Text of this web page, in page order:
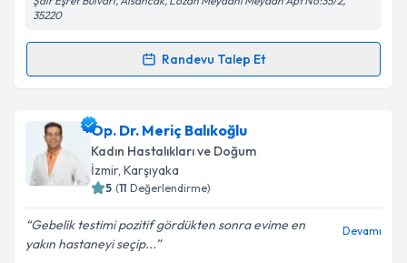
35220
Randevu Talep Et
Randevu Takvimi Talebi
Op. Dr. Hasan Yıldıziçin randevu takvimi talebi
oluşturun. Size bu uzmandan randevu almanız için bir
takvim hazırlandığında e-posta ile bilgilendireceğiz.
Op. Dr. Meriç Balıkoğlu
Kadın Hastalıkları ve Doğum
İzmir, Karşıyaka
5 (11 Değerlendirme)
Gebelik testimi pozitif gördükten sonra evime en
yakın hastaneyi seçip...
Devamı